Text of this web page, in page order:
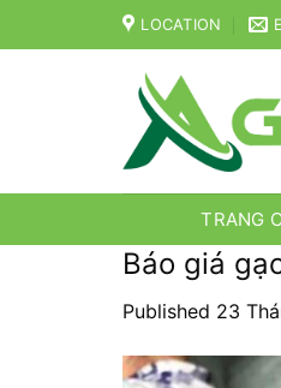
to
LOCATION
TRANG
Báo giá
Published 23